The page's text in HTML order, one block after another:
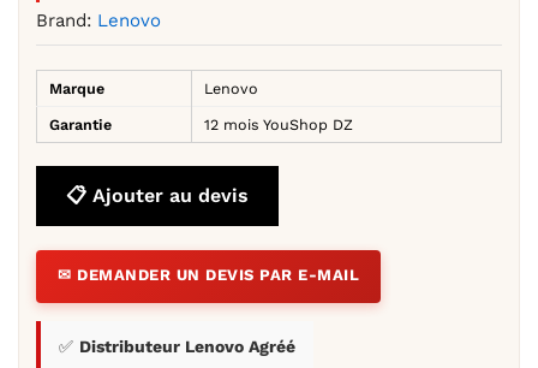
Brand: Lenovo
Marque
Lenovo
Garantie
12 mois YouShop DZ
📋 Ajouter au devis
✉ DEMANDER UN DEVIS PAR E-MAIL
✅ Distributeur Lenovo Agréé